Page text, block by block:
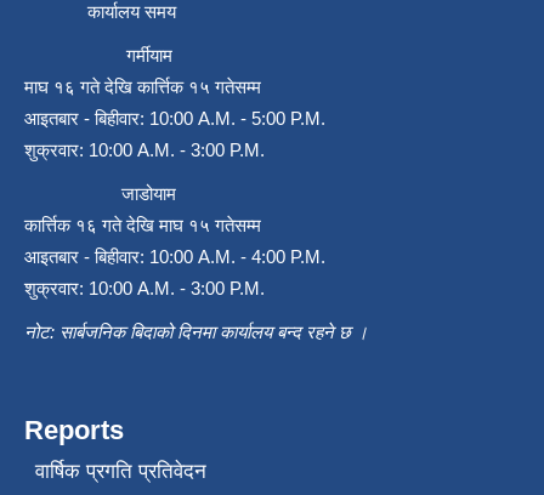
कार्यालय समय
गर्मीयाम
माघ १६ गते देखि कार्त्तिक १५ गतेसम्म
आइतबार - बिहीवार: 10:00 A.M. - 5:00 P.M.
शुक्रवार: 10:00 A.M. - 3:00 P.M.
जाडोयाम
कार्त्तिक १६ गते देखि माघ १५ गतेसम्म
आइतबार - बिहीवार: 10:00 A.M. - 4:00 P.M.
शुक्रवार: 10:00 A.M. - 3:00 P.M.
नोट: सार्बजनिक बिदाको दिनमा कार्यालय बन्द रहने छ ।
Reports
वार्षिक प्रगति प्रतिवेदन